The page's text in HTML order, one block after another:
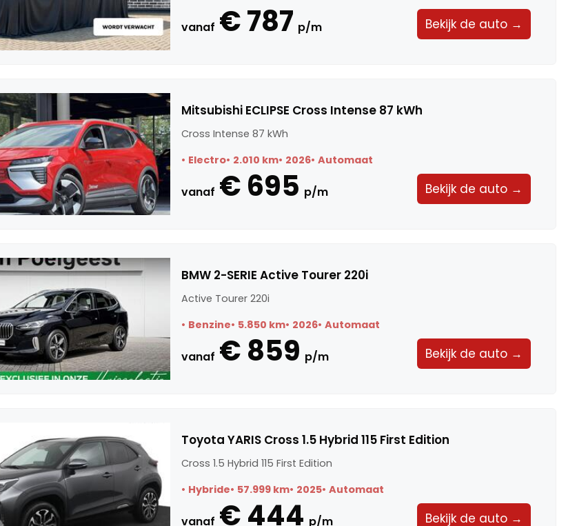
vanaf € 787 p/m Bekijk de auto →
Mitsubishi ECLIPSE Cross Intense 87 kWh
Cross Intense 87 kWh
Electro 2.010 km 2026 Automaat
vanaf € 695 p/m Bekijk de auto →
BMW 2-SERIE Active Tourer 220i
Active Tourer 220i
Benzine 5.850 km 2026 Automaat
vanaf € 859 p/m Bekijk de auto →
Toyota YARIS Cross 1.5 Hybrid 115 First Edition
Cross 1.5 Hybrid 115 First Edition
Hybride 57.999 km 2025 Automaat
vanaf € 444 p/m Bekijk de auto →